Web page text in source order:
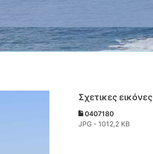
Σχετικες εικόνες
0407180
JPG - 1012,2 KB